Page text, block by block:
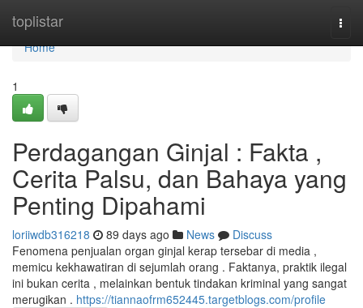
toplistar
Home
Home
1
Perdagangan Ginjal : Fakta ,
Cerita Palsu, dan Bahaya yang
Penting Dipahami
loriiwdb316218 89 days ago News
Discuss
Fenomena penjualan organ ginjal kerap tersebar di media ,
memicu kekhawatiran di sejumlah orang . Faktanya, praktik ilegal
ini bukan cerita , melainkan bentuk tindakan kriminal yang sangat
merugikan . https://tiannaofrm652445.targetblogs.com/profile